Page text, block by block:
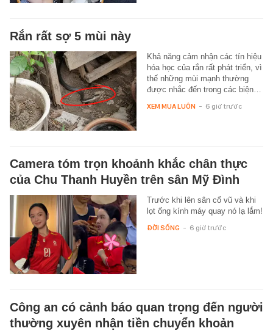
Rắn rất sợ 5 mùi này
Khả năng cảm nhận các tín hiệu
hóa học của rắn rất phát triển, vì
thế những mùi mạnh thường
được nhắc đến trong các biện…
XEM MUA LUÔN - 6 giờ trước
Camera tóm trọn khoảnh khắc chân thực
của Chu Thanh Huyền trên sân Mỹ Đình
Trước khi lên sân cổ vũ và khi
lọt ống kính máy quay nó lạ lắm!
ĐỜI SỐNG - 6 giờ trước
Công an có cảnh báo quan trọng đến người
thường xuyên nhận tiền chuyển khoản